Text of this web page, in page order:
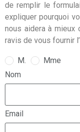
de remplir le
expliquer pourquoi
nous aidera à mieux
ravis de vous fournir
M.
Mme
Nom
Email